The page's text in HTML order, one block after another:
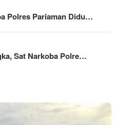
Polres Pariaman Didu…
Sat Narkoba Polre…